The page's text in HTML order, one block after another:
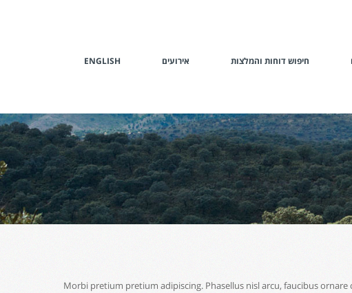
חיפוש דוחות והמלצות אירועים ENGLISH
Morbi pretium pretium adipiscing. Phasellus nisl arcu, faucibus